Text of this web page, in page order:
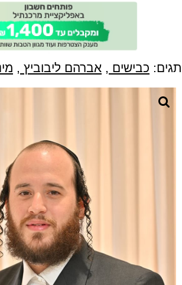
תגים: כבישים , אברהם ליבוביץ ,